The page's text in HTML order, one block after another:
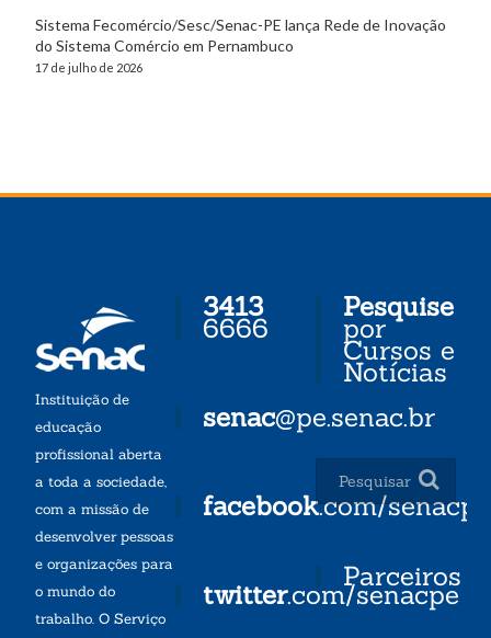
Sistema Fecomércio/Sesc/Senac-PE lança Rede de Inovação
do Sistema Comércio em Pernambuco
17 de julho de 2026
Instituição de
educação
profissional aberta
a toda a sociedade,
com a missão de
desenvolver pessoas
e organizações para
o mundo do
trabalho. O Serviço
3413
6666
senac@pe.senac.br
facebook.com/senacpe
twitter.com/senacpe
Pesquise
por
Cursos e
Notícias
Parceiros